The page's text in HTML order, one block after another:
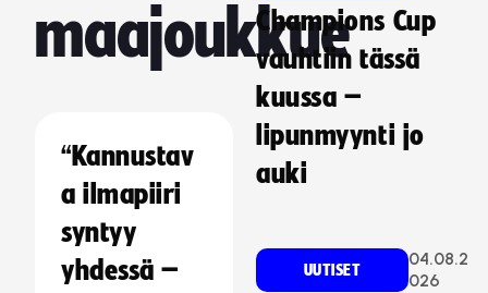
maajoukkue
“Kannustav
a ilmapiiri
syntyy
yhdessä –
Champions Cup
vauhtiin tässä
kuussa –
lipunmyynti jo
auki
UUTISET
04.08.2
026